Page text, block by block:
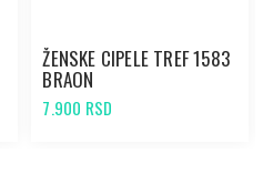
ŽENSKE CIPELE TREF 1583
BRAON
7.900 RSD